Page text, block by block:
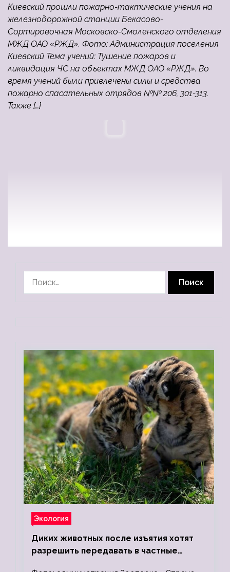
Киевский прошли пожарно-тактические учения на
железнодорожной станции Бекасово-
Сортировочная Московско-Смоленского отделения
МЖД ОАО «РЖД». Фото: Администрация поселения
Киевский Тема учений: Тушение пожаров и
ликвидация ЧС на объектах МЖД ОАО «РЖД». Во
время учений были привлечены силы и средства
пожарно спасательных отрядов №№ 206, 301-313.
Также […]
Экология
Диких животных после изъятия хотят
разрешить передавать в частные